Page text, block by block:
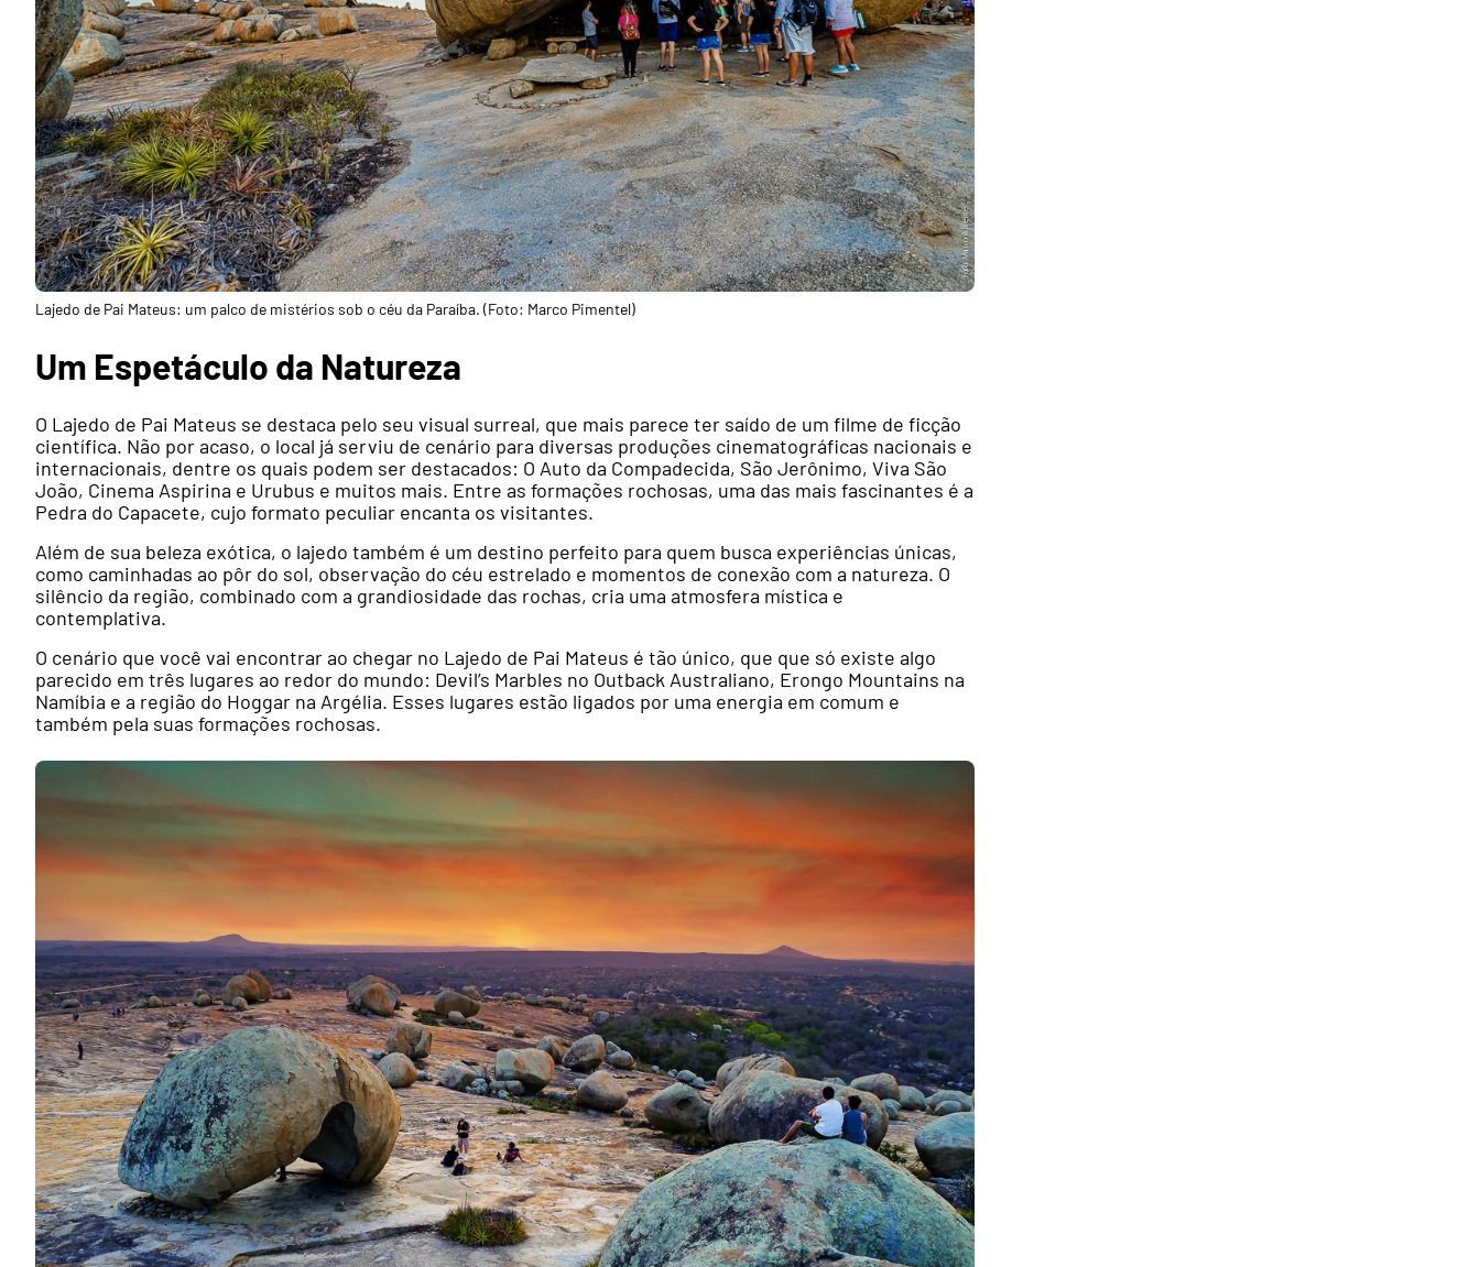
Lajedo de Pai Mateus: um palco de mistérios sob o céu da Paraíba. (Foto: Marco Pimentel)
Um Espetáculo da Natureza
O Lajedo de Pai Mateus se destaca pelo seu visual surreal, que mais parece ter saído de um filme de ficção
científica. Não por acaso, o local já serviu de cenário para diversas produções cinematográficas nacionais e
internacionais, dentre os quais podem ser destacados: O Auto da Compadecida, São Jerônimo, Viva São
João, Cinema Aspirina e Urubus e muitos mais. Entre as formações rochosas, uma das mais fascinantes é a
Pedra do Capacete, cujo formato peculiar encanta os visitantes.
Além de sua beleza exótica, o lajedo também é um destino perfeito para quem busca experiências únicas,
como caminhadas ao pôr do sol, observação do céu estrelado e momentos de conexão com a natureza. O
silêncio da região, combinado com a grandiosidade das rochas, cria uma atmosfera mística e
contemplativa.
O cenário que você vai encontrar ao chegar no Lajedo de Pai Mateus é tão único, que que só existe algo
parecido em três lugares ao redor do mundo: Devil’s Marbles no Outback Australiano, Erongo Mountains na
Namíbia e a região do Hoggar na Argélia. Esses lugares estão ligados por uma energia em comum e
também pela suas formações rochosas.